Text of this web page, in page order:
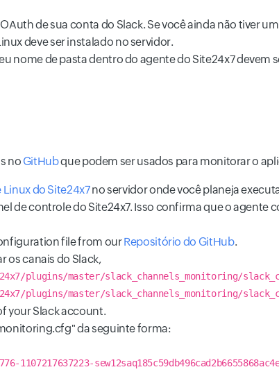
de sua conta do Slack. Se você ainda não tiver
deve ser instalado no servidor.
nome de pasta dentro do agente do Site24x7 devem
no GitHubque podem ser usados para monitorar o
do Site24x7no servidor onde você planeja
de controle do Site24x7. Isso confirma que o agente
file from ourRepositório do GitHub.
os canais do Slack,
plugins/master/slack_channels_monitoring/
plugins/master/slack_channels_monitoring/
your Slack account.
da seguinte forma:
1107217637223-